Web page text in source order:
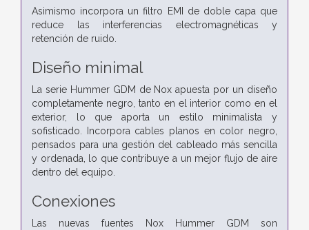
Asimismo incorpora un filtro EMI de doble capa que
reduce las interferencias electromagnéticas y
retención de ruido.
Diseño minimal
La serie Hummer GDM de Nox apuesta por un diseño
completamente negro, tanto en el interior como en el
exterior, lo que aporta un estilo minimalista y
sofisticado. Incorpora cables planos en color negro,
pensados para una gestión del cableado más sencilla
y ordenada, lo que contribuye a un mejor flujo de aire
dentro del equipo.
Conexiones
Las nuevas fuentes Nox Hummer GDM son